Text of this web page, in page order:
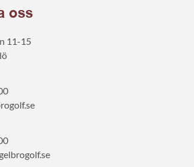
oss
11-15